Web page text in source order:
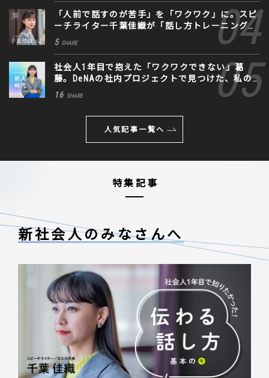
「人前で話すのが苦手」を「ワクワク」に。スピ
ーチライター千葉佳織が「話し方トレーニング」
に込めた思い
5 SHARE
社会人1年目で抱えた「ワクワクできない」葛
藤。DeNAの社内プロジェクトで見つけた、私の
生きる道
16 SHARE
人気記事一覧へ
特集記事
新社会人のみなさんへ